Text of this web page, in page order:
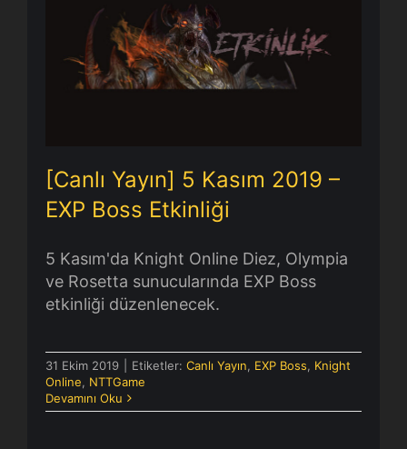
[Canlı Yayın] 5 Kasım 2019 – EXP
Boss Etkinliği
[Canlı Yayın] 5 Kasım 2019 –
EXP Boss Etkinliği
5 Kasım'da Knight Online Diez, Olympia
ve Rosetta sunucularında EXP Boss
etkinliği düzenlenecek.
31 Ekim 2019 Etiketler: Canlı Yayın, EXP Boss, Knight
Online, NTTGame
Devamını Oku